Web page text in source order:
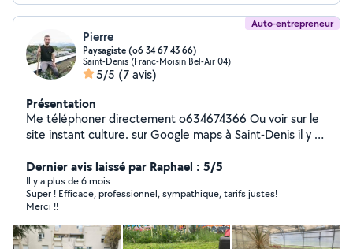
Auto-entrepreneur
Pierre
Paysagiste (o6 34 67 43 66)
Saint-Denis (Franc-Moisin Bel-Air 04)
5/5 (7 avis)
Présentation
Me téléphoner directement o634674366 Ou voir sur le
site instant culture. sur Google maps à Saint-Denis il y a
depuis plus de 5 ans et j'ai tout le matériel nécessaire
(tondeuse, taille haie, tarière, etc...) ainsi que les
formations (BTS et licence(école du Breuil) et
expériences nécessaires pour répondre à vos attentes.
activités : jardinage, aménagement de jardin,
aménagement intérieur et extérieur,création potager,
Dernier avis laissé par Raphael : 5/5
Il y a plus de 6 mois
Super ! Efficace, professionnel, sympathique, tarifs justes!
Merci !!